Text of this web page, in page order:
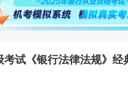
考试《银行法律法规》经